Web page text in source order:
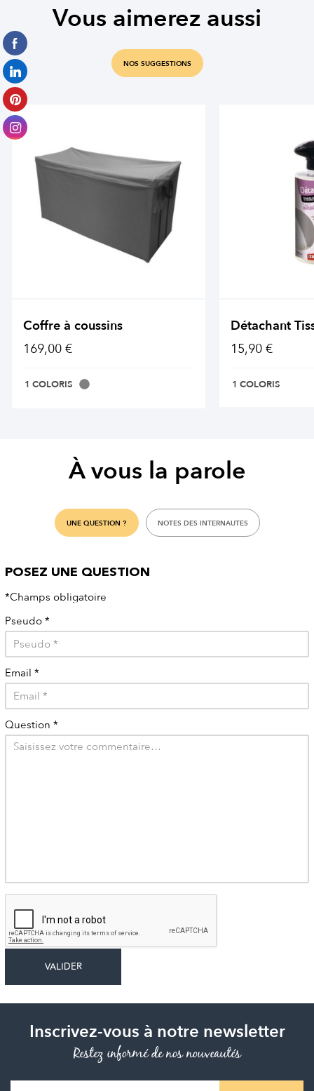
Vous aimerez aussi
NOS SUGGESTIONS
Coffre à coussins
169,00 €
1 COLORIS
Détachant
15,90 €
1 COLORIS
À vous la parole
UNE QUESTION ? NOTES DES INTERNAUTES
POSEZ UNE QUESTION
*Champs obligatoire
Pseudo *
Email *
Question *
Inscrivez-vous à notre newsletter
Restez informé de nos nouveautés